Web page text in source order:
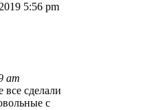
5:56 pm
am
сделали
с